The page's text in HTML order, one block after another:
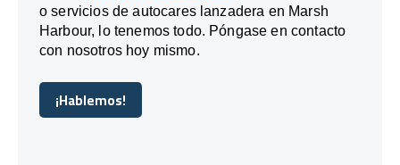
o servicios de autocares lanzadera en Marsh
Harbour, lo tenemos todo. Póngase en contacto
con nosotros hoy mismo.
¡Hablemos!
¡Hablemos!